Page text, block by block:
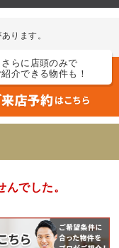
ります。
さらに店頭のみで
紹介できる物件も！
でした。